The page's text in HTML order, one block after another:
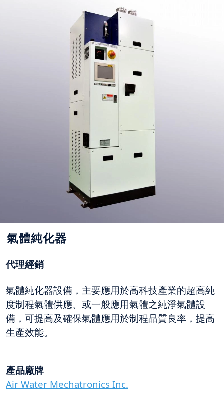
氣體純化器
代理經銷
氣體純化器設備，主要應用於高科技產業的超高純
度制程氣體供應、或一般應用氣體之純淨氣體設
備，可提高及確保氣體應用於制程品質良率，提高
生產效能。
產品廠牌
Air Water Mechatronics Inc.